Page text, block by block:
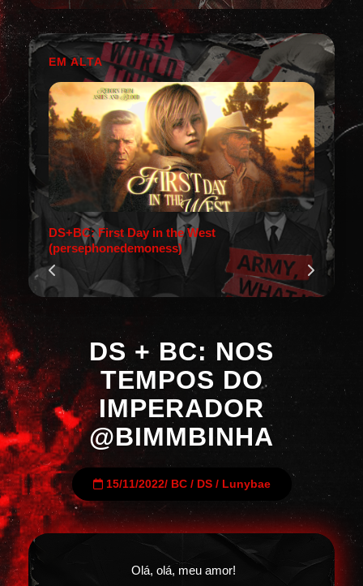
EM ALTA
DS+BC: First Day in the West
(persephonedemoness)
DS + BC: NOS
TEMPOS DO
IMPERADOR
@BIMMBINHA
15/11/2022/ BC/ DS/ Lunybae
Olá, olá, meu amor!